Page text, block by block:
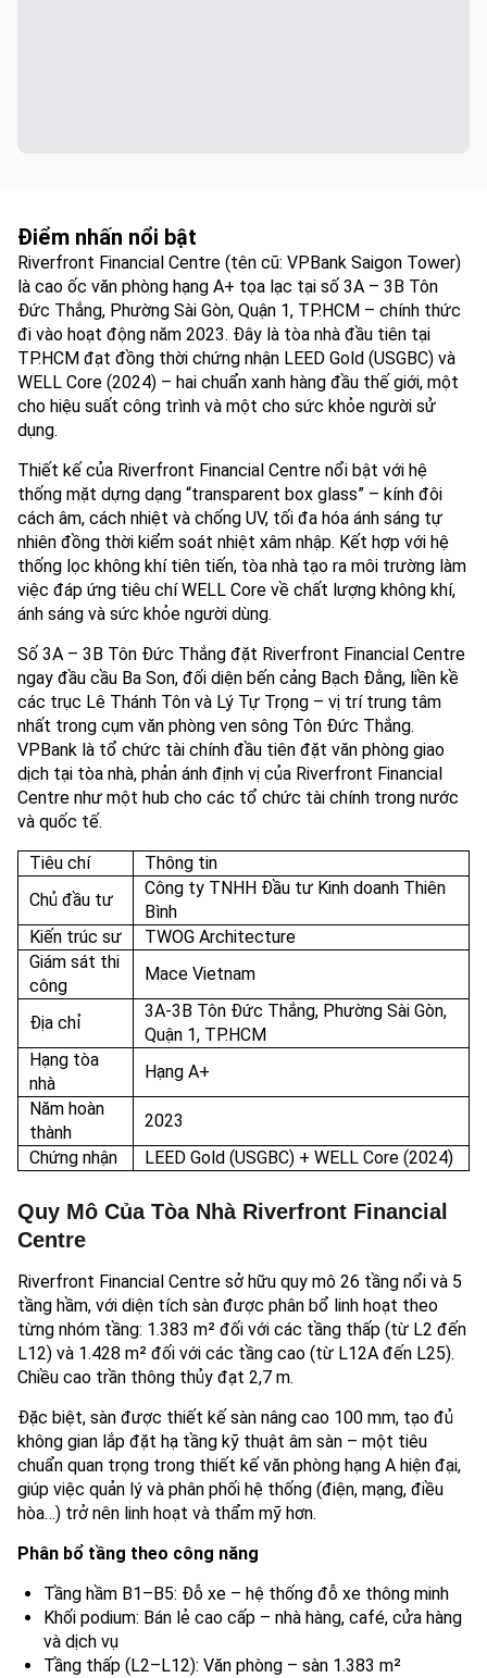
Điểm nhấn nổi bật
Riverfront Financial Centre (tên cũ: VPBank Saigon Tower)
là cao ốc văn phòng hạng A+ tọa lạc tại số 3A – 3B Tôn
Đức Thắng, Phường Sài Gòn, Quận 1, TP.HCM – chính thức
đi vào hoạt động năm 2023. Đây là tòa nhà đầu tiên tại
TP.HCM đạt đồng thời chứng nhận LEED Gold (USGBC) và
WELL Core (2024) – hai chuẩn xanh hàng đầu thế giới, một
cho hiệu suất công trình và một cho sức khỏe người sử
dụng.
Thiết kế của Riverfront Financial Centre nổi bật với hệ
thống mặt dựng dạng “transparent box glass” – kính đôi
cách âm, cách nhiệt và chống UV, tối đa hóa ánh sáng tự
nhiên đồng thời kiểm soát nhiệt xâm nhập. Kết hợp với hệ
thống lọc không khí tiên tiến, tòa nhà tạo ra môi trường làm
việc đáp ứng tiêu chí WELL Core về chất lượng không khí,
ánh sáng và sức khỏe người dùng.
Số 3A – 3B Tôn Đức Thắng đặt Riverfront Financial Centre
ngay đầu cầu Ba Son, đối diện bến cảng Bạch Đằng, liền kề
các trục Lê Thánh Tôn và Lý Tự Trọng – vị trí trung tâm
nhất trong cụm văn phòng ven sông Tôn Đức Thắng.
VPBank là tổ chức tài chính đầu tiên đặt văn phòng giao
dịch tại tòa nhà, phản ánh định vị của Riverfront Financial
Centre như một hub cho các tổ chức tài chính trong nước
và quốc tế.
Tiêu chí
Thông tin
Chủ đầu tư
Công ty TNHH Đầu tư Kinh doanh Thiên
Bình
Kiến trúc sư
TWOG Architecture
Giám sát thi
công
Mace Vietnam
Địa chỉ
3A-3B Tôn Đức Thắng, Phường Sài Gòn,
Quận 1, TP.HCM
Hạng tòa
nhà
Hạng A+
Năm hoàn
thành
2023
Chứng nhận
LEED Gold (USGBC) + WELL Core (2024)
Quy Mô Của Tòa Nhà Riverfront Financial
Centre
Riverfront Financial Centre sở hữu quy mô 26 tầng nổi và 5
tầng hầm, với diện tích sàn được phân bổ linh hoạt theo
từng nhóm tầng: 1.383 m² đối với các tầng thấp (từ L2 đến
L12) và 1.428 m² đối với các tầng cao (từ L12A đến L25).
Chiều cao trần thông thủy đạt 2,7 m.
Đặc biệt, sàn được thiết kế sàn nâng cao 100 mm, tạo đủ
không gian lắp đặt hạ tầng kỹ thuật âm sàn – một tiêu
chuẩn quan trọng trong thiết kế văn phòng hạng A hiện đại,
giúp việc quản lý và phân phối hệ thống (điện, mạng, điều
hòa…) trở nên linh hoạt và thẩm mỹ hơn.
Phân bổ tầng theo công năng
Tầng hầm B1–B5: Đỗ xe – hệ thống đỗ xe thông minh
Khối podium: Bán lẻ cao cấp – nhà hàng, café, cửa hàng
và dịch vụ
Tầng thấp (L2–L12): Văn phòng – sàn 1.383 m²